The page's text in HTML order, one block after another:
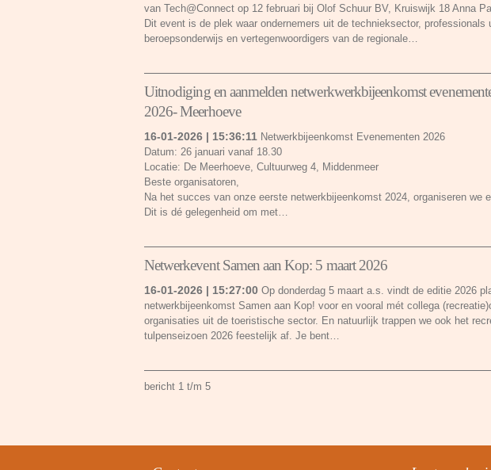
van Tech@Connect op 12 februari bij Olof Schuur BV, Kruiswijk 18 Anna
Dit event is de plek waar ondernemers uit de technieksector, professionals
beroepsonderwijs en vertegenwoordigers van de regionale…
Uitnodiging en aanmelden netwerkwerkbijeenkomst
2026- Meerhoeve
16-01-2026 | 15:36:11 Netwerkbijeenkomst Evenementen 2026
Datum: 26 januari vanaf 18.30
Locatie: De Meerhoeve, Cultuurweg 4, Middenmeer
Beste organisatoren,
Na het succes van onze eerste netwerkbijeenkomst 2024, organiseren we
Dit is dé gelegenheid om met…
Netwerkevent Samen aan Kop: 5 maart 2026
16-01-2026 | 15:27:00 Op donderdag 5 maart a.s. vindt de editie 2026
netwerkbijeenkomst Samen aan Kop! voor en vooral mét collega
organisaties uit de toeristische sector. En natuurlijk trappen we ook het
tulpenseizoen 2026 feestelijk af. Je bent…
bericht 1 t/m 5